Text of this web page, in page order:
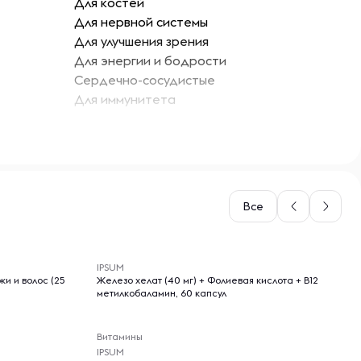
Для нервной системы
Для улучшения зрения
Для энергии и бодрости
Сердечно-сосудистые
Для иммунитета
Цинк
Витамины группы B
Витамин E
Все
и волос (25
IPSUM
Железо хелат (40 мг) + Фолиевая кислота + B12
метилкобаламин, 60 капсул
Витамины
IPSUM